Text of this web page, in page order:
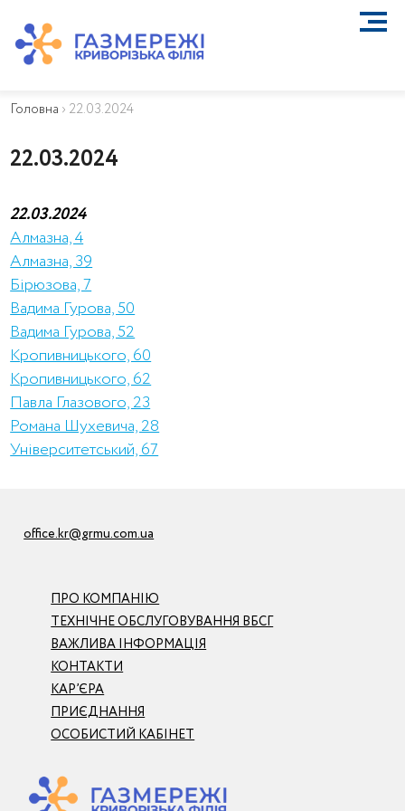
ПРО КОМПАНІЮ
ВАЖЛИВА ІНФОРМАЦІЯ
КАР’ЄРА
Біометан
КГУ
ОСОБИСТИЙ КАБІНЕТ
Головна › 22.03.2024
22.03.2024
22.03.2024
Алмазна, 4
Алмазна, 39
Бірюзова, 7
Вадима Гурова, 50
Вадима Гурова, 52
Кропивницького, 60
Кропивницького, 62
Павла Глазового, 23
Романа Шухевича, 28
Університетський, 67
ПРО КОМПАНІЮ
ТЕХНІЧНЕ ОБСЛУГОВУВАННЯ ВБСГ
ВАЖЛИВА ІНФОРМАЦІЯ
КОНТАКТИ
КАР’ЄРА
ПРИЄДНАННЯ
ОСОБИСТИЙ КАБІНЕТ
office.kr@grmu.com.ua